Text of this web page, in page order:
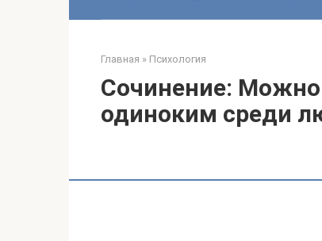
Главная » Психология
Сочинение: Можно
одиноким среди